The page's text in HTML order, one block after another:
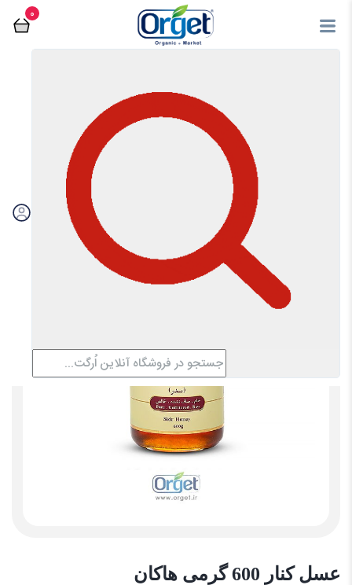
0
فروشگاه آنلاین اُرگت
عسل کنار 600 گرمی هاکان